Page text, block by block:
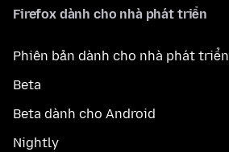
Firefox dành cho nhà phát triển
Phiên bản dành cho nhà phát triển
Beta
Beta dành cho Android
Nightly